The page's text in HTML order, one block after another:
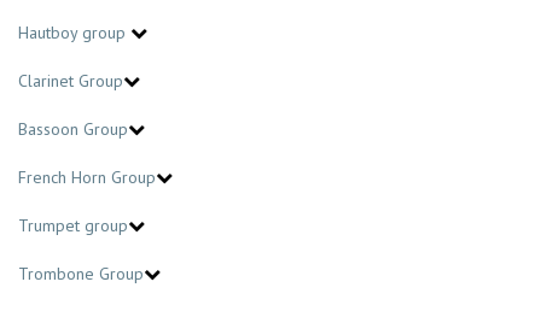
Hautboy group
Clarinet Group
Bassoon Group
French Horn Group
Trumpet group
Trombone Group